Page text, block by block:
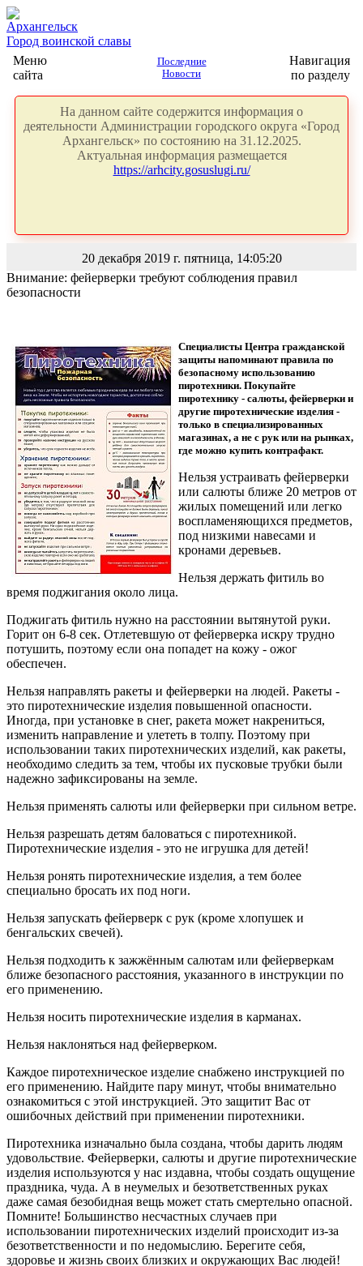
Архангельск
Город воинской славы
Меню
сайта
Последние
Новости
Навигация
по разделу
На данном сайте содержится информация о
деятельности Администрации городского округа «Город
Архангельск» по состоянию на 31.12.2025.
Актуальная информация размещается
https://arhcity.gosuslugi.ru/
20 декабря 2019 г. пятница, 14:05:20
Внимание: фейерверки требуют соблюдения правил
безопасности
Специалисты Центра гражданской
защиты напоминают правила по
безопасному использованию
пиротехники. Покупайте
пиротехнику - салюты, фейерверки и
другие пиротехнические изделия -
только в специализированных
магазинах, а не с рук или на рынках,
где можно купить контрафакт.
Нельзя устраивать фейерверки
или салюты ближе 20 метров от
жилых помещений или легко
воспламеняющихся предметов,
под низкими навесами и
кронами деревьев.
Нельзя держать фитиль во
время поджигания около лица.
Поджигать фитиль нужно на расстоянии вытянутой руки.
Горит он 6-8 сек. Отлетевшую от фейерверка искру трудно
потушить, поэтому если она попадет на кожу - ожог
обеспечен.
Нельзя направлять ракеты и фейерверки на людей. Ракеты -
это пиротехнические изделия повышенной опасности.
Иногда, при установке в снег, ракета может накрениться,
изменить направление и улететь в толпу. Поэтому при
использовании таких пиротехнических изделий, как ракеты,
необходимо следить за тем, чтобы их пусковые трубки были
надежно зафиксированы на земле.
Нельзя применять салюты или фейерверки при сильном ветре.
Нельзя разрешать детям баловаться с пиротехникой.
Пиротехнические изделия - это не игрушка для детей!
Нельзя ронять пиротехнические изделия, а тем более
специально бросать их под ноги.
Нельзя запускать фейерверк с рук (кроме хлопушек и
бенгальских свечей).
Нельзя подходить к зажжённым салютам или фейерверкам
ближе безопасного расстояния, указанного в инструкции по
его применению.
Нельзя носить пиротехнические изделия в карманах.
Нельзя наклоняться над фейерверком.
Каждое пиротехническое изделие снабжено инструкцией по
его применению. Найдите пару минут, чтобы внимательно
ознакомиться с этой инструкцией. Это защитит Вас от
ошибочных действий при применении пиротехники.
Пиротехника изначально была создана, чтобы дарить людям
удовольствие. Фейерверки, салюты и другие пиротехнические
изделия используются у нас издавна, чтобы создать ощущение
праздника, чуда. А в неумелых и безответственных руках
даже самая безобидная вещь может стать смертельно опасной.
Помните! Большинство несчастных случаев при
использовании пиротехнических изделий происходит из-за
безответственности и по недомыслию. Берегите себя,
здоровье и жизнь своих близких и окружающих Вас людей!